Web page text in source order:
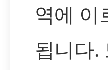
역에 이
됩니다.